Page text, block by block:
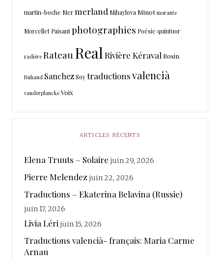
martin-boche Mermerland Mihaylova Minot morante
Morcellet Paisantphotographies Poésie quintuor
radière RateauReal Rivière Kéraval Rosin
Ruhaud SanchezSoytraductionsvalencià
vanderplancke Voix
ARTICLES RÉCENTS
Elena Truuts – Solaire juin 29, 2026
Pierre Melendez juin 22, 2026
Traductions – Ekaterina Belavina (Russie)
juin 17, 2026
Livia Léri juin 15, 2026
Traductions valencià- français: Maria Carme
Arnau